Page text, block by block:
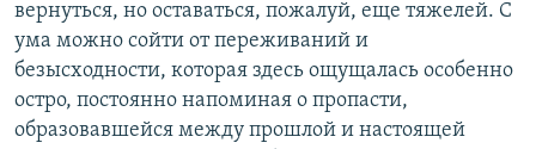
вернуться, но оставаться, пожалуй, еще тяжелей. С
ума можно сойти от переживаний и
безысходности, которая здесь ощущалась особенно
остро, постоянно напоминая о пропасти,
образовавшейся между прошлой и настоящей